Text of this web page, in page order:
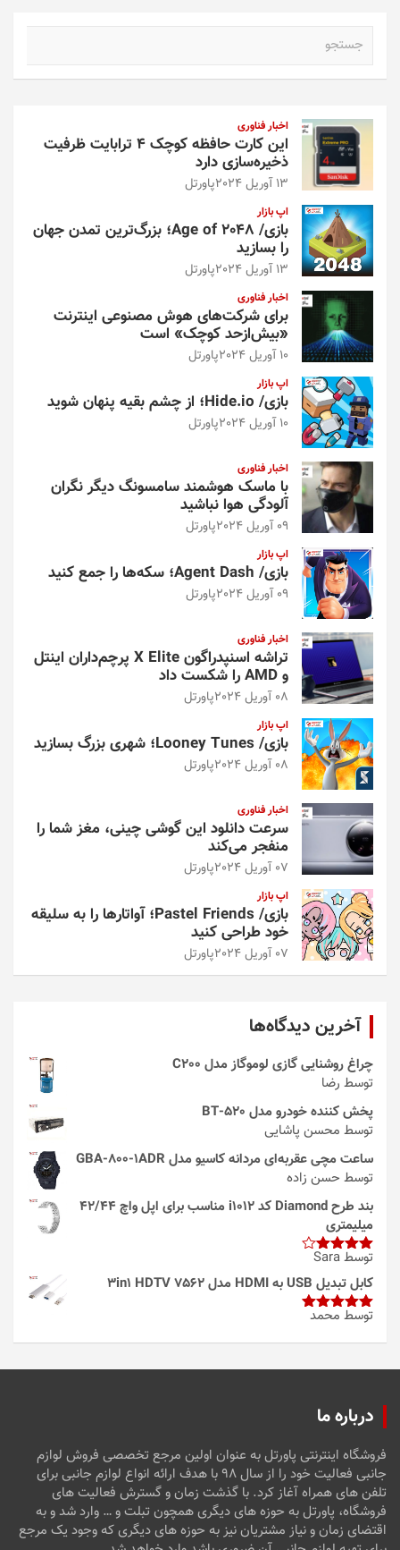
اخبار فناوری
این کارت حافظه کوچک ۴ ترابایت ظرفیت
ذخیره‌سازی دارد
13 آوریل 2024 پاورتل
اپ بازار
بازی/ Age of 2048؛ بزرگ‌ترین تمدن جهان
را بسازید
13 آوریل 2024 پاورتل
اخبار فناوری
برای شرکت‌های هوش مصنوعی اینترنت
«بیش‌از‌حد کوچک» است
10 آوریل 2024 پاورتل
اپ بازار
بازی/ Hide.io؛ از چشم بقیه پنهان شوید
10 آوریل 2024 پاورتل
اخبار فناوری
با ماسک هوشمند سامسونگ دیگر نگران
آلودگی هوا نباشید
09 آوریل 2024 پاورتل
اپ بازار
بازی/ Agent Dash؛ سکه‌ها را جمع کنید
09 آوریل 2024 پاورتل
اخبار فناوری
تراشه اسنپدراگون X Elite پرچم‌داران اینتل
و AMD را شکست داد
08 آوریل 2024 پاورتل
اپ بازار
بازی/ Looney Tunes؛ شهری بزرگ بسازید
08 آوریل 2024 پاورتل
اخبار فناوری
سرعت دانلود این گوشی چینی، مغز شما را
منفجر می‌کند
07 آوریل 2024 پاورتل
اپ بازار
بازی/ Pastel Friends؛ آواتارها را به سلیقه
خود طراحی کنید
07 آوریل 2024 پاورتل
آخرین دیدگاه‌ها
چراغ روشنایی گازی لوموگاز مدل C200
توسط رضا
پخش کننده خودرو مدل 520-BT
توسط محسن پاشایی
ساعت مچی عقربه‌ای مردانه کاسیو مدل GBA-800-1ADR
توسط حسن زاده
بند طرح Diamond کد i1012 مناسب برای اپل واچ 42/44
میلیمتری
امتیاز4
از 5
توسط Sara
کابل تبدیل USB به HDMI مدل 3in1 HDTV 7562
امتیاز5از
توسط محمد
درباره ما
فروشگاه اینترنتی پاورتل به عنوان اولین مرجع تخصصی فروش لوازم
جانبی فعالیت خود را از سال ۹۸ با هدف ارائه انواع لوازم جانبی برای
تلفن های همراه آغاز کرد. با گذشت زمان و گسترش فعالیت های
فروشگاه، پاورتل به حوزه های دیگری همچون تبلت و … وارد شد و به
اقتضای زمان و نیاز مشتریان نیز به حوزه های دیگری که وجود یک مرجع